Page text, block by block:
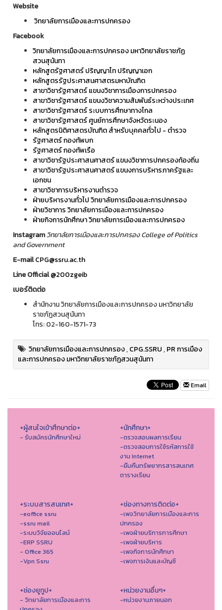
Website
วิทยาลัยการเมืองและการปกครอง
Facebook
วิทยาลัยการเมืองและการปกครอง มหาวิทยาลัยราชภัฏ
สวนสุนันทา
หลักสูตรัฐศาสตร์ ปริญญาโท ปริญญาเอก
หลักสูตรรัฐประศาสนศาสตรมหาบัณฑิต
สาขาวิชารัฐศาสตร์ แขนงวิชาการเมืองการปกครอง
สาขาวิชารัฐศาสตร์ แขนงวิชาความสัมพันธ์ระหว่างประเทศ
สาขาวิชารัฐศาสตร์ ระบบการศึกษาทางไกล
สาขาวิชารัฐศาสตร์ ศูนย์การศึกษาจังหวัดระนอง
หลักสูตรนิติศาสตรบัณฑิต สำหรับบุคคลทั่วไป - ตำรวจ
รัฐศาสตร์ กองทัพบก
รัฐศาสตร์ กองทัพเรือ
สาขาวิชารัฐประศาสนศาสตร์ แขนงวิชาการปกครองท้องถิ่น
สาขาวิชารัฐประศาสนศาสตร์ แขนงการบริหารภาครัฐและ
เอกชน
สาขาวิชาการบริหารงานตำรวจ
ฝ่ายบริหารงานทั่วไป วิทยาลัยการเมืองและการปกครอง
ฝ่ายวิชาการ วิทยาลัยการเมืองและการปกครอง
ฝ่ายกิจการนักศึกษา วิทยาลัยการเมืองและการปกครอง
Instagramวิทยาลัยการเมืองและการปกครอง College of Politics
and Government
E-mailCPG@ssru.ac.th
Line Official@200zgeib
เบอร์ติดต่อ
สำนักงาน วิทยาลัยการเมืองและการปกครอง มหาวิทยาลัย
ราชภัฏสวนสุนันทา
โทร: 02-160-1571-73
วิทยาลัยการเมืองและการปกครอง,CPG.SSRU,PR การเมือง
และการปกครอง มหาวิทยาลัยราชภัฏสวนสุนันทา
Email
+ผู้สนใจเข้าศึกษาต่อ+
- รับสมัครนักศึกษาใหม่
+นักศึกษา+
-ตรวจสอบผลการเรียน
-ตรวจสอบการใช้รหัสการใช้
งาน Internet
-ยืมคืนทรัพยากรสารสนเทศ
ตารางเรียน
+ระบบสารสนเทศ+
-eoffice ssru
-ssru mail
-ระบบวิจัยออนไลน์
-ERP SSRU
- Office 365
-Vpn Ssru
+ช่องทางการติดต่อ+
-เพจวิทยาลัยการเมืองและการ
ปกครอง
-เพจฝ่ายบริการการศึกษา
-เพจฝ่ายบริหาร
-เพจกิจการนักศึกษา
-เพจการเงินและบัญชี
+ช่องยูทูป+
- วิทยาลัยการเมืองและการ
+หน่วยงานอื่นๆ+
-หน่วยงานภายนอก